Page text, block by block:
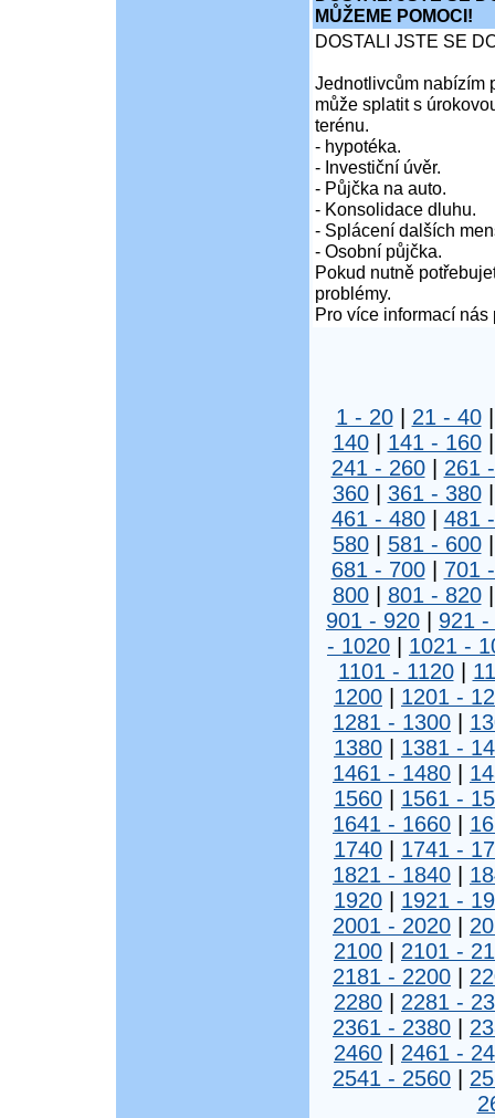
MŮŽEME POMOCI!
DOSTALI JSTE SE
Jednotlivcům nabízím
může splatit s
terénu.
- hypotéka.
- Investiční úvěr.
- Půjčka na auto.
- Konsolidace dluhu.
- Splácení dalších
- Osobní půjčka.
Pokud nutně
problémy.
Pro více informací nás
1 - 20| 21 - 40
140| 141 - 160
241 - 260| 261
360| 361 - 380
461 - 480| 481
580| 581 - 600
681 - 700| 701
800| 801 - 820
901 - 920
921 -
- 1020
1021 -
1101 - 1120|
1200
1201 -
1281 - 1300
1380
1381 -
1461 - 1480
1560
1561 -
1641 - 1660
1740
1741 -
1821 - 1840
1920
1921 -
2001 - 2020
2100
2101 -
2181 - 2200
2280
2281 -
2361 - 2380
2460
2461 -
2541 - 2560